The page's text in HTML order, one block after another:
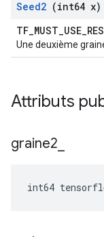
Seed2 (int64 x)
Une deuxième
Attributs
graine2
int64